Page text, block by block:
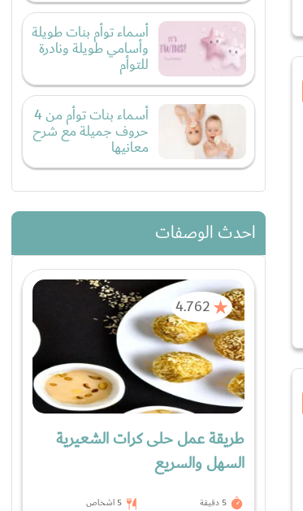
أسماء توأم بنات طويلة
وأسامي طويلة ونادرة
للتوأم
أسماء بنات توأم من 4
حروف جميلة مع شرح
معانيها
احدث الوصفات
4.762
طريقة عمل حلى كرات الشعيرية
السهل والسريع
5 دقيقة 5 اشخاص